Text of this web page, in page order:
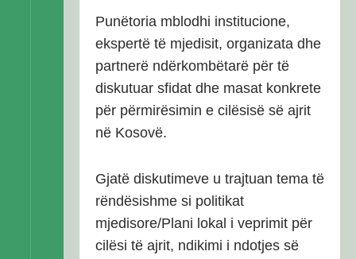
Punëtoria mblodhi institucione,
ekspertë të mjedisit, organizata dhe
partnerë ndërkombëtarë për të
diskutuar sfidat dhe masat konkrete
për përmirësimin e cilësisë së ajrit
në Kosovë.
Gjatë diskutimeve u trajtuan tema të
rëndësishme si politikat
mjedisore/Plani lokal i veprimit për
cilësi të ajrit, ndikimi i ndotjes së